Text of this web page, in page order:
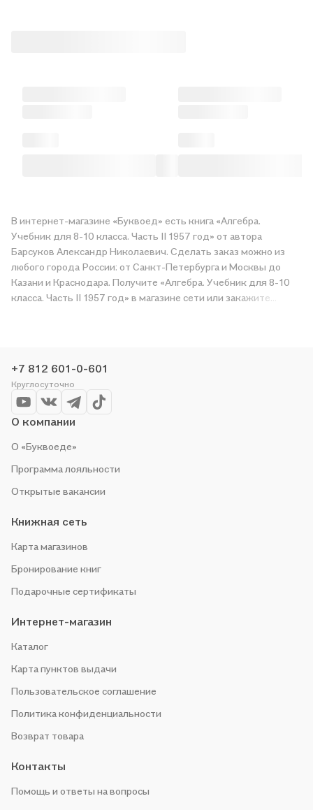
В интернет-магазине «Буквоед» есть книга «Алгебра.
Учебник для 8-10 класса. Часть II 1957 год» от автора
Барсуков Александр Николаевич. Сделать заказ можно из
любого города России: от Санкт-Петербурга и Москвы до
Казани и Краснодара. Получите «Алгебра. Учебник для 8-10
класса. Часть II 1957 год» в магазине сети или закажите
+7 812 601-0-601
Круглосуточно
О компании
О «Буквоеде»
Программа лояльности
Открытые вакансии
Книжная сеть
Карта магазинов
Бронирование книг
Подарочные сертификаты
Интернет-магазин
Каталог
Карта пунктов выдачи
Пользовательское соглашение
Политика конфиденциальности
Возврат товара
Контакты
Помощь и ответы на вопросы